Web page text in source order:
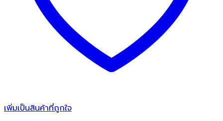
เพิ่มเป็นสินค้าที่ถูกใจ